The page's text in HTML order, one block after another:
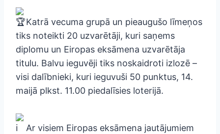
Katrā vecuma grupā un pieaugušo līmeņos
tiks noteikti 20 uzvarētāji, kuri saņems
diplomu un Eiropas eksāmena uzvarētāja
titulu. Balvu ieguvēji tiks noskaidroti izlozē –
visi dalībnieki, kuri ieguvuši 50 punktus, 14.
maijā plkst. 11.00 piedalīsies loterijā.
Ar visiem Eiropas eksāmena jautājumiem